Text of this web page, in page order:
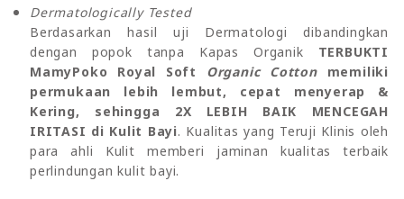
Dermatologically Tested
Berdasarkan hasil uji Dermatologi dibandingkan
dengan popok tanpa Kapas Organik TERBUKTI
MamyPoko Royal Soft Organic Cottonmemiliki
permukaan lebih lembut, cepat menyerap &
Kering, sehingga 2X LEBIH BAIK MENCEGAH
IRITASI di Kulit Bayi. Kualitas yang Teruji Klinis oleh
para ahli Kulit memberi jaminan kualitas terbaik
perlindungan kulit bayi.